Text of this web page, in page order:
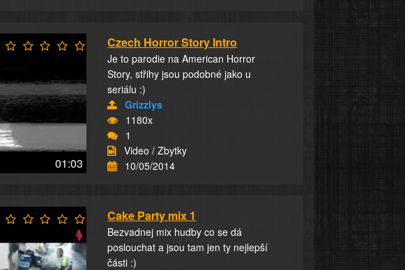
01:03
Czech Horror Story Intro
Je to parodie na American Horror
Story, střihy jsou podobné jako u
seriálu :)
Grizzlys
1180x
1
Video / Zbytky
10/05/2014
Cake Party mix 1
Bezvadnej mix hudby co se dá
poslouchat a jsou tam jen ty nejlepší
části :)